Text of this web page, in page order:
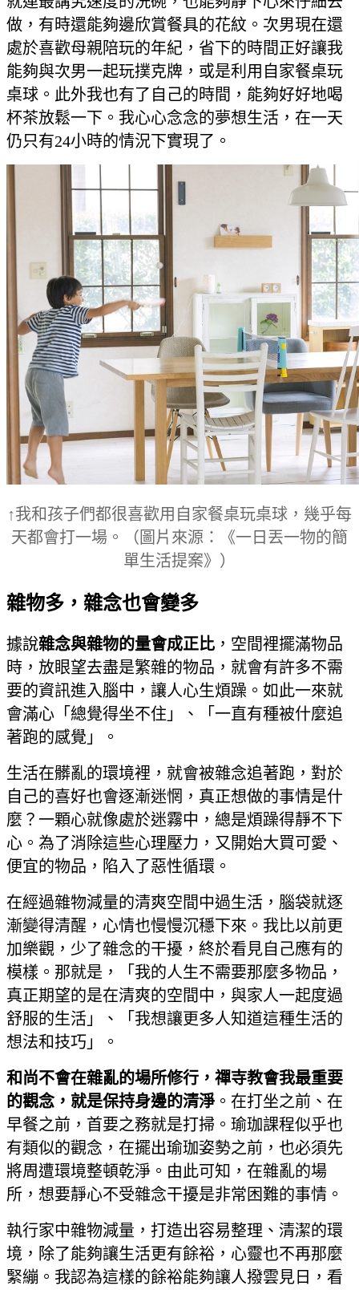
做，有時還能夠邊欣賞餐具的花紋。次男現在還
處於喜歡母親陪玩的年紀，省下的時間正好讓我
能夠與次男一起玩撲克牌，或是利用自家餐桌玩
桌球。此外我也有了自己的時間，能夠好好地喝
杯茶放鬆一下。我心心念念的夢想生活，在一天
仍只有24小時的情況下實現了。
↑我和孩子們都很喜歡用自家餐桌玩桌球，幾乎每
天都會打一場。（圖片來源：《一日丟一物的簡
單生活提案》）
雜物多，雜念也會變多
據說雜念與雜物的量會成正比 ，空間裡擺滿物品
時，放眼望去盡是繁雜的物品，就會有許多不需
要的資訊進入腦中，讓人心生煩躁。如此一來就
會滿心「總覺得坐不住」、「一直有種被什麼追
著跑的感覺」。
生活在髒亂的環境裡，就會被雜念追著跑，對於
自己的喜好也會逐漸迷惘，真正想做的事情是什
麼？一顆心就像處於迷霧中，總是煩躁得靜不下
心。為了消除這些心理壓力，又開始大買可愛、
便宜的物品，陷入了惡性循環。
在經過雜物減量的清爽空間中過生活，腦袋就逐
漸變得清醒，心情也慢慢沉穩下來。我比以前更
加樂觀，少了雜念的干擾，終於看見自己應有的
模樣。那就是，「我的人生不需要那麼多物品，
真正期望的是在清爽的空間中，與家人一起度過
舒服的生活」、「我想讓更多人知道這種生活的
想法和技巧」。
和尚不會在雜亂的場所修行，禪寺教會我最重要
的觀念，就是保持身邊的清淨 。在打坐之前、在
早餐之前，首要之務就是打掃。瑜珈課程似乎也
有類似的觀念，在擺出瑜珈姿勢之前，也必須先
將周遭環境整頓乾淨。由此可知，在雜亂的場
所，想要靜心不受雜念干擾是非常困難的事情。
執行家中雜物減量，打造出容易整理、清潔的環
境，除了能夠讓生活更有餘裕，心靈也不再那麼
緊繃。我認為這樣的餘裕能夠讓人撥雲見日，看